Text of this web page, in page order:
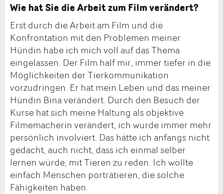
Wie hat Sie die Arbeit zum Film verändert?
Erst durch die Arbeit am Film und die
Konfrontation mit den Problemen meiner
Hündin habe ich mich voll auf das Thema
eingelassen. Der Film half mir, immer tiefer in die
Möglichkeiten der Tierkommunikation
vorzudringen. Er hat mein Leben und das meiner
Hündin Bina verändert. Durch den Besuch der
Kurse hat sich meine Haltung als objektive
Filmemacherin verändert, ich wurde immer mehr
persönlich involviert. Das hätte ich anfangs nicht
gedacht, auch nicht, dass ich einmal selber
lernen würde, mit Tieren zu reden. Ich wollte
einfach Menschen porträtieren, die solche
Fähigkeiten haben.